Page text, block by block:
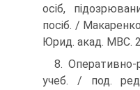
осіб,
посіб. /
Юрид. акад. МВС.
8. Оперативно-
учеб. / под.